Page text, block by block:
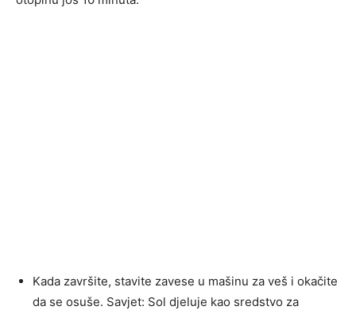
Kada završite, stavite zavese u mašinu za veš i okačite
da se osuše. Savjet: Sol djeluje kao sredstvo za